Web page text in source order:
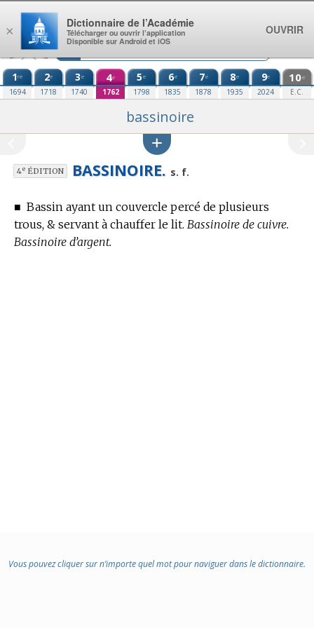
Aller au contenu
1re
1694
2e
1718
3e
1740
4e
1762
5e
1798
6e
1835
7e
1878
8e
1935
9e
2024
10e
E.C.
bassinoire
4eÉDITION BASSINOIRE. s. f.
■ Bassin ayant un couvercle percé de plusieurs
trous, & servant à chauffer le lit. Bassinoire de cuivre.
Bassinoire d’argent.
Vous pouvez cliquer sur n’importe quel mot pour naviguer dans le dictionnaire.
×
Dictionnaire de l’Académie
Télécharger ou ouvrir l’application
Disponible sur Android et iOS
OUVRIR